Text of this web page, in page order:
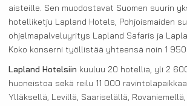
aisteille. Sen muodostavat Suomen suurin
hotelliketju Lapland Hotels, Pohjoismaiden
ohjelmapalveluyritys Lapland Safaris ja
Koko konserni työllistää yhteensä noin 1 950
Lapland Hotelsiin kuuluu 20 hotellia, yli 2
huoneistoa sekä reilu 11 000
Ylläksellä, Levillä, Saariselällä,